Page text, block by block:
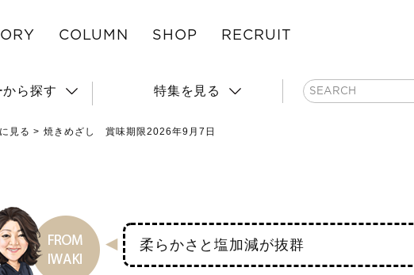
COLUMN SHOP RECRUIT
から探す 特集を見る
見る 焼きめざし 賞味期限2026年9月7日
柔らかさと塩加減が抜群